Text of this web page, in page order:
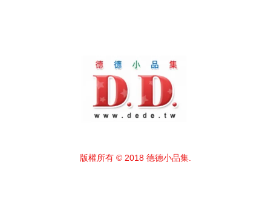
版權所有 © 2018 德德小品集.